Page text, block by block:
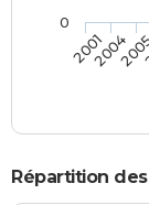
20012004
0
Répartition